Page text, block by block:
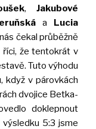
, Jakubové
a Lucia
čekal průběžně
říci, že tentokrát v
Tuto výhodu
když v párovkách
dvojice Betka-
doklepnout
5:3 jsme